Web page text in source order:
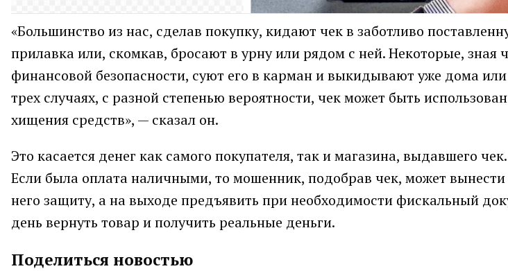
«Большинство из нас, сделав покупку, кидают чек в заботливо
прилавка или, скомкав, бросают в урну или рядом с ней. Некоторые, зная
финансовой безопасности, суют его в карман и выкидывают уже дома или
трех случаях, с разной степенью вероятности, чек может быть
хищения средств», — сказал он.
Это касается денег как самого покупателя, так и магазина, выдавшего
Если была оплата наличными, то мошенник, подобрав чек, может вынести
него защиту, а на выходе предъявить при необходимости фискальный
день вернуть товар и получить реальные деньги.
Поделиться новостью